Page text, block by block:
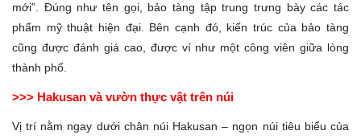
mới”. Đúng như tên gọi, bảo tàng tập trung trưng bày các tác
phẩm mỹ thuật hiện đại. Bên cạnh đó, kiến trúc của bảo tàng
cũng được đánh giá cao, được ví như một công viên giữa lòng
thành phố.
>>> Hakusan và vườn thực vật trên núi
Vị trí nằm ngay dưới chân núi Hakusan – ngọn núi tiêu biểu của